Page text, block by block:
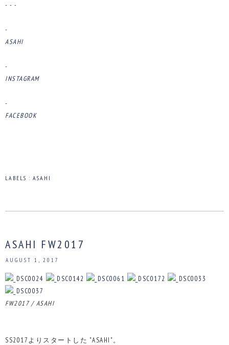
- - -
-
ASAHI
-
INSTAGRAM
-
FACEBOOK
LABELS : ASAHI
ASAHI FW2017
AUGUST 1, 2017
FW2017 / ASAHI
SS2017よりスタートした "ASAHI"。